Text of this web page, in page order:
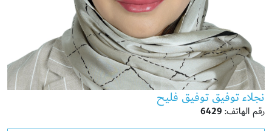
نجلاء توفيق توفيق فليح
رقم الهاتف:6429